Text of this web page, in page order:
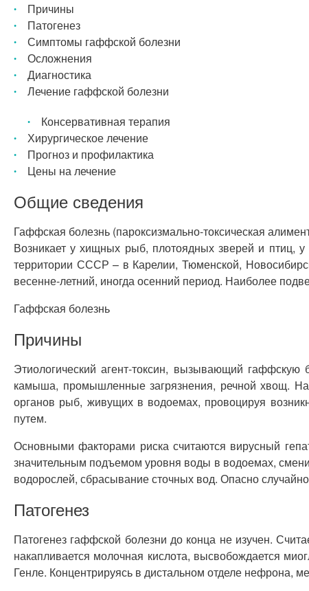
Причины
Патогенез
Симптомы гаффской болезни
Осложнения
Диагностика
Лечение гаффской болезни
Консервативная терапия
Хирургическое лечение
Прогноз и профилактика
Цены на лечение
Общие сведения
Гаффская болезнь (пароксизмально-токсическая
Возникает у хищных рыб, плотоядных зверей и птиц,
территории СССР – в Карелии, Тюменской,
весенне-летний, иногда осенний период. Наиболее
Гаффская болезнь
Причины
Этиологический агент-токсин, вызывающий
камыша, промышленные загрязнения, речной хвощ.
органов рыб, живущих в водоемах, провоцируя
путем.
Основными факторами риска считаются вирусный
значительным подъемом уровня воды в водоемах,
водорослей, сбрасывание сточных вод. Опасно
Патогенез
Патогенез гаффской болезни до конца не изучен.
накапливается молочная кислота, высвобождается
Генле. Концентрируясь в дистальном отделе нефрона,